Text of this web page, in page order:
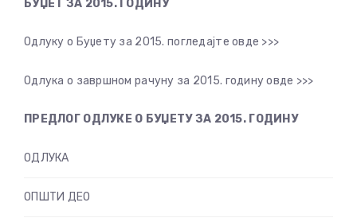
БУЏЕТ ЗА 2015. ГОДИНУ
Одлуку о Буџету за 2015. погледајте овде >>>
Одлука о завршном рачуну за 2015. годину овде >>>
ПРЕДЛОГ ОДЛУКЕ О БУЏЕТУ ЗА 2015. ГОДИНУ
ОДЛУКА
ОПШТИ ДЕО